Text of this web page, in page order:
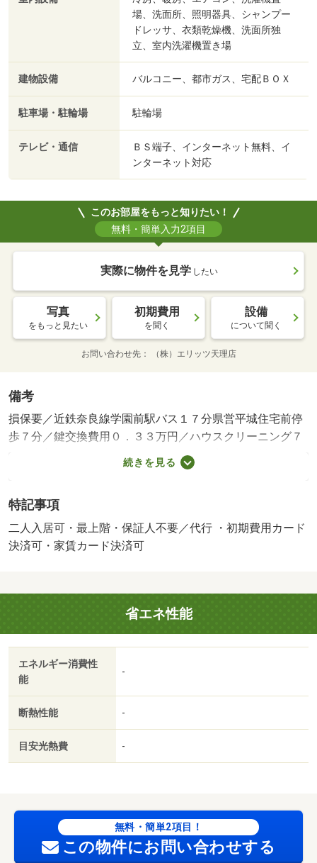
場、洗面所、照明器具、シャンプー
ドレッサ、衣類乾燥機、洗面所独
立、室内洗濯機置き場
建物設備 バルコニー、都市ガス、宅配ＢＯＸ
駐車場・駐輪場 駐輪場
テレビ・通信
ＢＳ端子、インターネット無料、イ
ンターネット対応
このお部屋をもっと知りたい！
無料・簡単入力2項目
実際に物件を見学 したい
写真
をもっと見たい
初期費用
を聞く
設備
について聞く
お問い合わせ先 （株）エリッツ天理店
備考
損保要／近鉄奈良線学園前駅バス１７分県営平城住宅前停
歩７分／鍵交換費用０．３３万円／ハウスクリーニング７
万円／入居サポート：１９８０円／月 家賃保証料：２０
７４円／月 更新事務手数料：２２０００円／更新時／保
供可／バストイレ別／バルコニー／ガスコンロ対応／クロ
ゼット／シャワー付洗面台／ＴＶインターホン／浴室乾燥
機／室内洗濯置／シューズボックス／システムキッチン／
面式キッチン／防犯カメラ／照明付／全居室洋室／保証人
不要／クッションフロア／エアコン２台／ネット使用料不
要／築２年以内／収納２間半／未入居／敷地内ごみ置き場
／南西向き／セキュリティ会社加入済／都市ガス／ウォー
クインクロゼット２／ＢＳ／礼金１ヶ月／ＩＴ重説 対応
物件／初期費用カード決済可／家賃カード決済可／ファミ
かわ押熊店（スーパー）まで４５０ｍ／ドラッグユタカ押
熊店（ドラッグストア）まで７５０ｍ／ローソン奈良押熊
町店（コンビニ）まで１１００ｍ／ヨシダビョウイン（病
続きを見る
特記事項
二人入居可・最上階・保証人不要／代行 ・初期費用カード
決済可・家賃カード決済可
省エネ性能
エネルギー消費性
能
-
断熱性能 -
目安光熱費 -
無料・簡単2項目！
この物件にお問い合わせする